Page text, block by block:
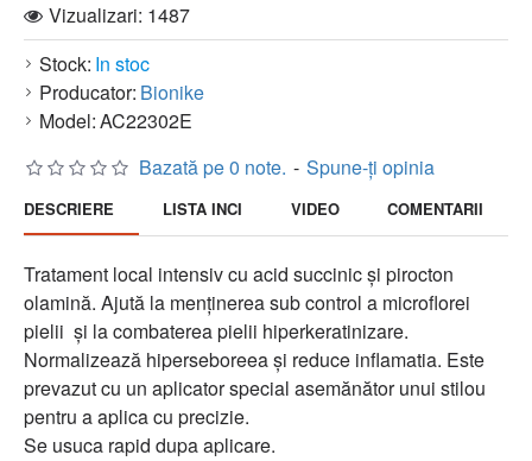
Stock: In stoc
Producator: Bionike
Model:AC22302E
Vizualizari: 1487
Bazată pe 0 note. - Spune-ţi opinia
DESCRIERE LISTA INCI VIDEO COMENTARII
Tratament local intensiv cu acid succinic și pirocton
olamină. Ajută la menținerea sub control a microflorei
pielii și la combaterea pielii hiperkeratinizare.
Normalizează hiperseboreea și reduce inflamatia. Este
prevazut cu un aplicator special asemănător unui stilou
pentru a aplica cu precizie.
Se usuca rapid dupa aplicare.